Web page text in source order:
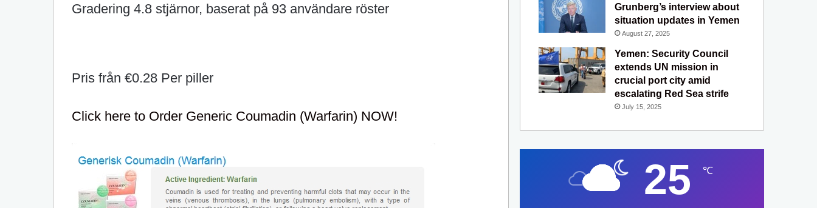
Gradering 4.8 stjärnor, baserat på 93 användare röster
Pris från €0.28 Per piller
Click here to Order Generic Coumadin (Warfarin) NOW!
Grunberg’s interview about
situation updates in Yemen
August 27, 2025
Yemen: Security Council
extends UN mission in
crucial port city amid
escalating Red Sea strife
July 15, 2025
25 ℃